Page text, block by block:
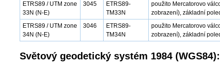
ETRS89 / UTM zone
33N (N-E)
3045
ETRS89-
TM33N
použito Mercatorovo
zobrazení), základní
ETRS89 / UTM zone
34N (N-E)
3046
ETRS89-
TM34N
použito Mercatorovo
zobrazení), základní
Světový geodetický systém 1984 (WGS84):